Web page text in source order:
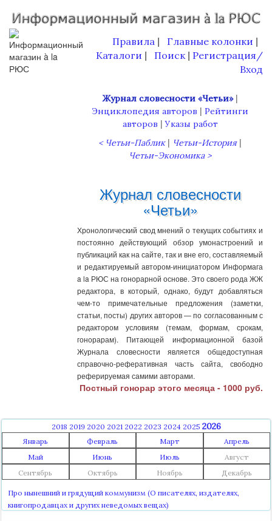
Правила Главные колонки
Каталоги Поиск
Регистрация/
Вход
Журнал словесности «Четьи»|
Энциклопедия авторов | Рейтинги
авторов |Указы работ
< Четьи-Паблик| Четьи-История|
Четьи-Экономика >
Журнал словесности
«Четьи»
Хронологический свод мнений о текущих событиях и
постоянно действующий обзор умонастроений и
публикаций как на сайте, так и вне его, составляемый
и редактируемый автором-инициатором Информага
a la РЮС на гонорарной основе. Это своего рода ЖЖ
редактора, в который, однако, будут добавляться
чем-то примечательные предложения (заметки,
статьи, посты) других авторов — по согласованным с
редактором условиям (темам, формам, срокам,
гонорарам). Питающей информационной базой
Журнала словесности является общедоступная
справочно-реферативная часть сайта, свободно
реферируемая самими авторами.
Постный гонорар этого месяца - 1000 руб.
2018 2019 2020 2021 2022 2023 2024 2025 2026
Январь Февраль Март
Апрель
Май
Июнь Июль
Август
Сентябрь
Октябрь Ноябрь Декабрь
Про нынешний и грядущий коммунизм (О писателях, издателях,
книгопродавцах и других неведомых вещах)